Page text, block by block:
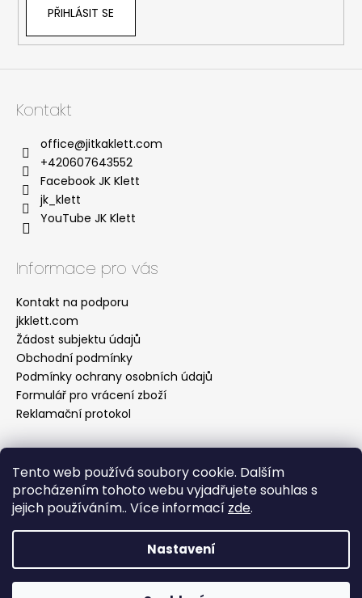
Tento web používá soubory cookie. Dalším
procházením tohoto webu vyjadřujete souhlas s
jejich používáním.. Více informací zde.
Nastavení
p
s
PŘIHLÁSIT SE
Kontakt
office@jitkaklett.com
+420607643552
Facebook JK Klett
jk_klett
YouTube JK Klett
Informace pro vás
Kontakt na podporu
jkklett.com
Žádost subjektu údajů
Obchodní podmínky
Podmínky ochrany osobních údajů
Formulář pro vrácení zboží
Reklamační protokol
Facebook
Copyright 2026Jitka Klett Fashion Design s.r.o..